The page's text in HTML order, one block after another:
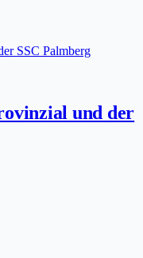
und der